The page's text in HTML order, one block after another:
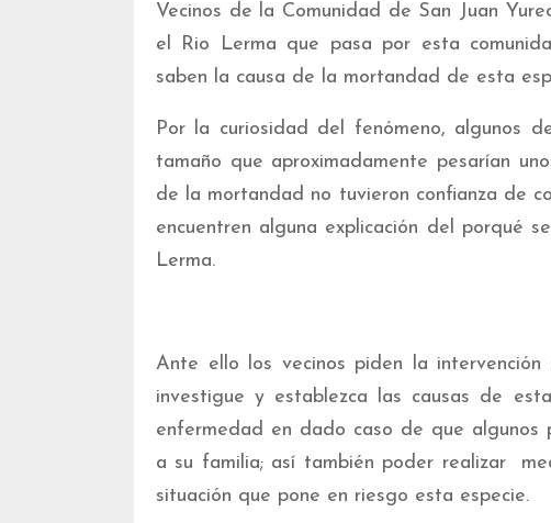
Vecinos de la Comunidad de San Juan
el Rio Lerma que pasa por esta
saben la causa de la mortandad de esta
Por la curiosidad del fenómeno, algunos
tamaño que aproximadamente pesarían
de la mortandad no tuvieron confianza de
encuentren alguna explicación del porqué
Lerma.
Ante ello los vecinos piden la
investigue y establezca las causas de
enfermedad en dado caso de que algunos
a su familia; así también poder realizar
situación que pone en riesgo esta especie.